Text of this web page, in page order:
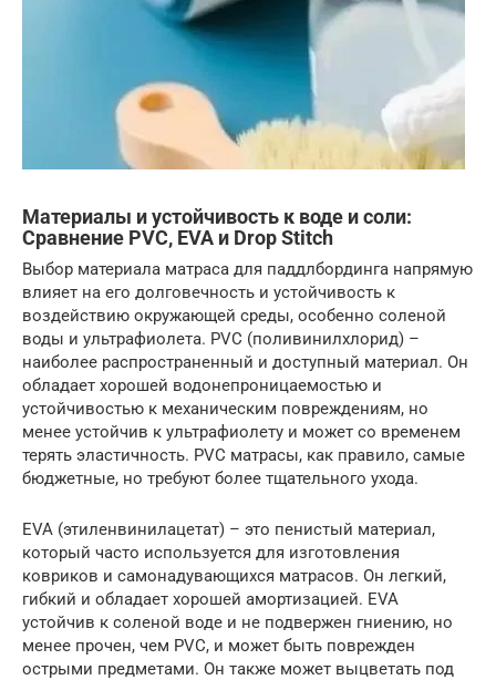
Материалы и устойчивость к воде и соли:
Сравнение PVC, EVA и Drop Stitch
Выбор материала матраса для паддлбординга напрямую
влияет на его долговечность и устойчивость к
воздействию окружающей среды, особенно соленой
воды и ультрафиолета. PVC (поливинилхлорид) –
наиболее распространенный и доступный материал. Он
обладает хорошей водонепроницаемостью и
устойчивостью к механическим повреждениям, но
менее устойчив к ультрафиолету и может со временем
терять эластичность. PVC матрасы, как правило, самые
бюджетные, но требуют более тщательного ухода.
EVA (этиленвинилацетат) – это пенистый материал,
который часто используется для изготовления
ковриков и самонадувающихся матрасов. Он легкий,
гибкий и обладает хорошей амортизацией. EVA
устойчив к соленой воде и не подвержен гниению, но
менее прочен, чем PVC, и может быть поврежден
острыми предметами. Он также может выцветать под